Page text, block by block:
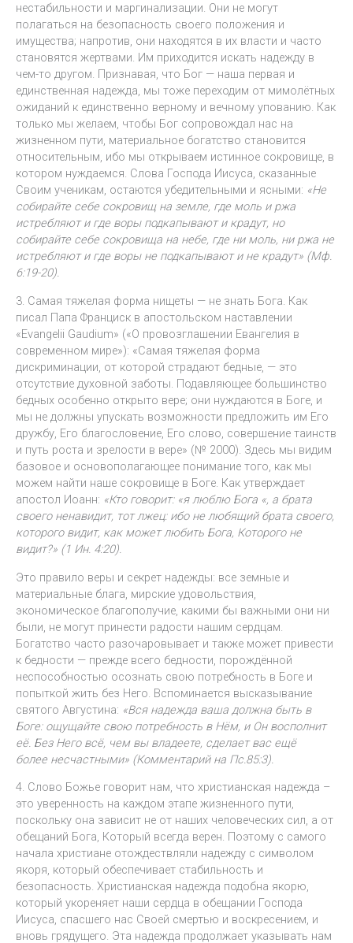
нестабильности и маргинализации. Они не могут
полагаться на безопасность своего положения и
имущества; напротив, они находятся в их власти и часто
становятся жертвами. Им приходится искать надежду в
чем-то другом. Признавая, что Бог — наша первая и
единственная надежда, мы тоже переходим от мимолётных
ожиданий к единственно верному и вечному упованию. Как
только мы желаем, чтобы Бог сопровождал нас на
жизненном пути, материальное богатство становится
относительным, ибо мы открываем истинное сокровище, в
котором нуждаемся. Слова Господа Иисуса, сказанные
Своим ученикам, остаются убедительными и ясными: «Не
собирайте себе сокровищ на земле, где моль и ржа
истребляют и где воры подкапывают и крадут, но
собирайте себе сокровища на небе, где ни моль, ни ржа не
истребляют и где воры не подкапывают и не крадут» (Мф.
6:19-20).
3. Самая тяжелая форма нищеты — не знать Бога. Как
писал Папа Франциск в апостольском наставлении
«Evangelii Gaudium» («О провозглашении Евангелия в
современном мире»): «Самая тяжелая форма
дискриминации, от которой страдают бедные, — это
отсутствие духовной заботы. Подавляющее большинство
бедных особенно открыто вере; они нуждаются в Боге, и
мы не должны упускать возможности предложить им Его
дружбу, Его благословение, Его слово, совершение таинств
и путь роста и зрелости в вере» (№ 2000). Здесь мы видим
базовое и основополагающее понимание того, как мы
можем найти наше сокровище в Боге. Как утверждает
апостол Иоанн: «Кто говорит: «я люблю Бога «, а брата
своего ненавидит, тот лжец: ибо не любящий брата своего,
которого видит, как может любить Бога, Которого не
видит?» (1 Ин. 4:20).
Это правило веры и секрет надежды: все земные и
материальные блага, мирские удовольствия,
экономическое благополучие, какими бы важными они ни
были, не могут принести радости нашим сердцам.
Богатство часто разочаровывает и также может привести
к бедности — прежде всего бедности, порождённой
неспособностью осознать свою потребность в Боге и
попыткой жить без Него. Вспоминается высказывание
святого Августина: «Вся надежда ваша должна быть в
Боге: ощущайте свою потребность в Нём, и Он восполнит
её. Без Него всё, чем вы владеете, сделает вас ещё
более несчастными» (Комментарий на Пс.85:3).
4. Слово Божье говорит нам, что христианская надежда –
это уверенность на каждом этапе жизненного пути,
поскольку она зависит не от наших человеческих сил, а от
обещаний Бога, Который всегда верен. Поэтому с самого
начала христиане отождествляли надежду с символом
якоря, который обеспечивает стабильность и
безопасность. Христианская надежда подобна якорю,
который укореняет наши сердца в обещании Господа
Иисуса, спасшего нас Своей смертью и воскресением, и
вновь грядущего. Эта надежда продолжает указывать нам